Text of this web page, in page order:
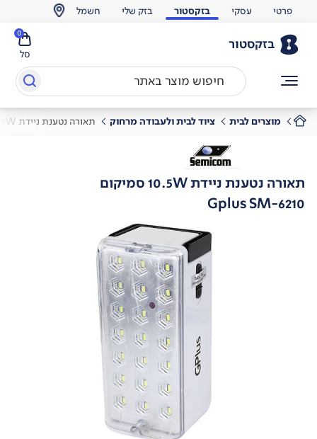
פרטי עסקי בזקסטור בזק שלי חשמל
בזקסטור
סל
0
מוצרים לבית ציוד לבית ולעבודה מרחוק תאורה נטענת ניידת 10.5W סמיקום
תאורה נטענת ניידת 10.5W סמיקום
Gplus SM-6210